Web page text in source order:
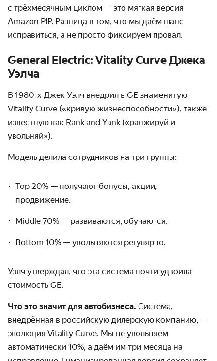
с трёхмесячным циклом — это мягкая версия
Amazon PIP. Разница в том, что мы даём шанс
исправиться, а не просто фиксируем провал.
General Electric: Vitality Curve Джека
Уэлча
В 1980-х Джек Уэлч внедрил в GE знаменитую
Vitality Curve («кривую жизнеспособности»), также
известную как Rank and Yank («ранжируй и
увольняй»).
Модель делила сотрудников на три группы:
Top 20% — получают бонусы, акции,
продвижение.
Middle 70% — развиваются, обучаются.
Bottom 10% — увольняются регулярно.
Уэлч утверждал, что эта система почти удвоила
стоимость GE.
Что это значит для автобизнеса. Система,
внедрённая в российскую дилерскую компанию, —
эволюция Vitality Curve. Мы не увольняем
автоматически 10%, а даём им три месяца на